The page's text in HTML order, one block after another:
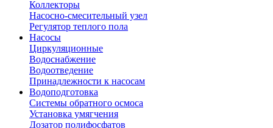
Коллекторы
Насосно-смесительный узел
Регулятор теплого пола
Насосы
Циркуляционные
Водоснабжение
Водоотведение
Принадлежности к насосам
Водоподготовка
Системы обратного осмоса
Установка умягчения
Дозатор полифосфатов